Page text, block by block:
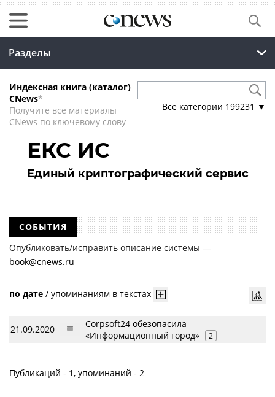
Разделы
Индексная книга (каталог)
CNews*
Получите все материалы
CNews по ключевому слову
Все категории 199231 ▼
ЕКС ИС
Единый криптографический сервис
СОБЫТИЯ
Опубликовать/исправить описание системы —
book@cnews.ru
по дате / упоминаниям в текстах
21.09.2020
Corpsoft24 обезопасила
«Информационный город»
2
Публикаций - 1, упоминаний - 2